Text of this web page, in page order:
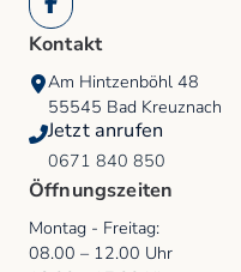
Facebook
Kontakt
Am Hintzenböhl 48
55545 Bad Kreuznach
Jetzt anrufen
0671 840 850
Öffnungszeiten
Montag - Freitag:
08.00 – 12.00 Uhr